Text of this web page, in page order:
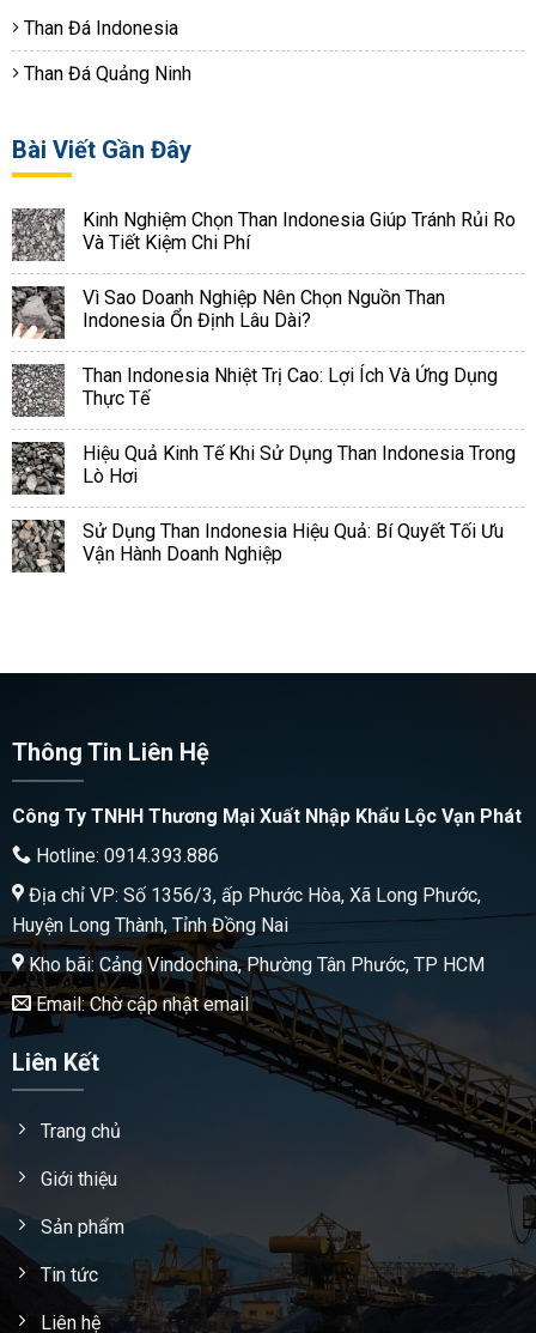
Than Đá Indonesia
Than Đá Quảng Ninh
Bài Viết Gần Đây
Kinh Nghiệm Chọn Than Indonesia Giúp Tránh Rủi Ro
Và Tiết Kiệm Chi Phí
Vì Sao Doanh Nghiệp Nên Chọn Nguồn Than
Indonesia Ổn Định Lâu Dài?
Than Indonesia Nhiệt Trị Cao: Lợi Ích Và Ứng Dụng
Thực Tế
Hiệu Quả Kinh Tế Khi Sử Dụng Than Indonesia Trong
Lò Hơi
Sử Dụng Than Indonesia Hiệu Quả: Bí Quyết Tối Ưu
Vận Hành Doanh Nghiệp
Thông Tin Liên Hệ
Công Ty TNHH Thương Mại Xuất Nhập Khẩu Lộc Vạn Phát
Hotline: 0914.393.886
Địa chỉ VP: Số 1356/3, ấp Phước Hòa, Xã Long Phước,
Huyện Long Thành, Tỉnh Đồng Nai
Kho bãi: Cảng Vindochina, Phường Tân Phước, TP HCM
Email: Chờ cập nhật email
Liên Kết
Trang chủ
Giới thiệu
Sản phẩm
Tin tức
Liên hệ